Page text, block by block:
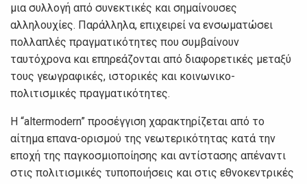
μια συλλογή από συνεκτικές και σημαίνουσες
αλληλουχίες. Παράλληλα, επιχειρεί να ενσωματώσει
πολλαπλές πραγματικότητες που συμβαίνουν
ταυτόχρονα και επηρεάζονται από διαφορετικές μεταξύ
τους γεωγραφικές, ιστορικές και κοινωνικο-
πολιτισμικές πραγματικότητες.
Η “altermodern” προσέγγιση χαρακτηρίζεται από το
αίτημα επανα-ορισμού της νεωτερικότητας κατά την
εποχή της παγκοσμιοποίησης και αντίστασης απέναντι
στις πολιτισμικές τυποποιήσεις και στις εθνοκεντρικές